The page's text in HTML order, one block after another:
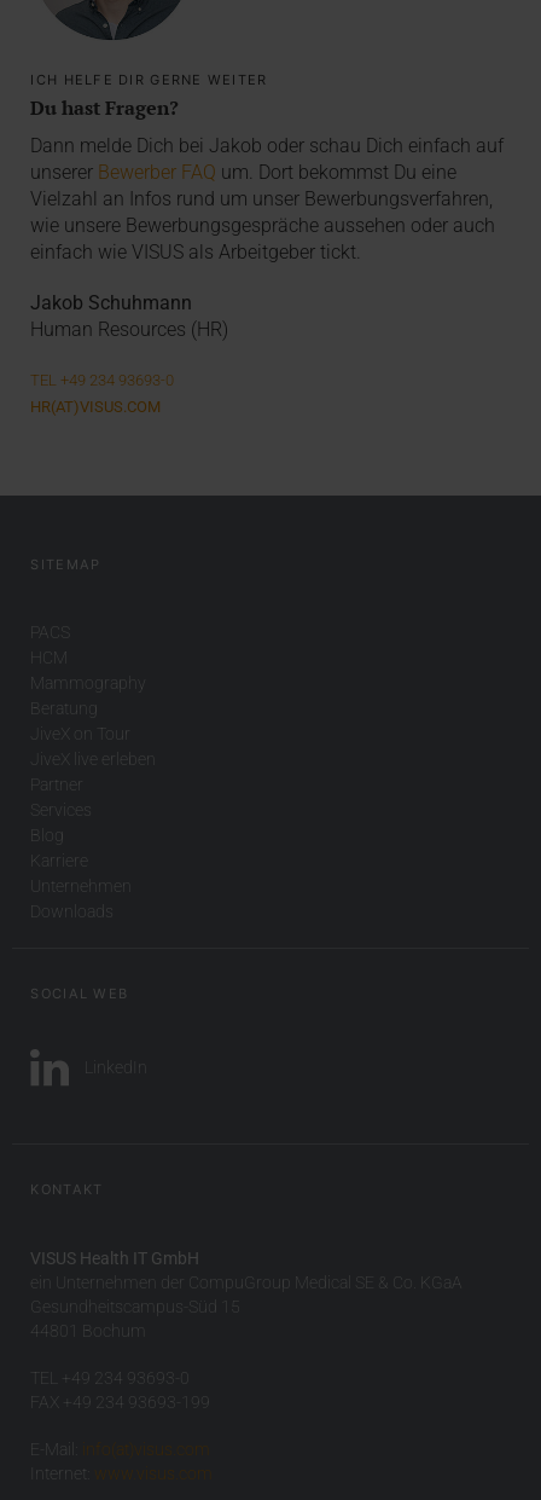
ICH HELFE DIR GERNE WEITER
Du hast Fragen?
Dann melde Dich bei Jakob oder schau Dich einfach auf
unserer Bewerber FAQ um. Dort bekommst ​Du eine ​
Vielzahl an Infos rund um unser Bewerbungsverfahren,
wie unsere Bewerbungsgespräche aussehen oder ​auch
einfach wie VISUS als Arbeitgeber tickt.
Jakob Schuhmann
Human Resources (HR)
TEL +49 234 93693-0
HR(AT)VISUS.COM
SITEMAP
PACS
HCM
Mammography
Beratung
JiveX on Tour
JiveX live erleben
Partner
Services
Blog
Karriere
Unternehmen
Downloads
SOCIAL WEB
LinkedIn
KONTAKT
VISUS Health IT GmbH
ein Unternehmen der CompuGroup Medical SE & Co. KGaA
Gesundheitscampus-Süd 15
44801 Bochum
TEL +49 234 93693-0
FAX +49 234 93693-199
E-Mail:
info(at)visus.com
Internet:
www.visus.com